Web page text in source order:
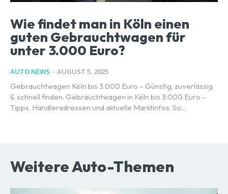
Wie findet man in Köln einen
guten Gebrauchtwagen für
unter 3.000 Euro?
AUTO NEWS - AUGUST 5, 2025
Gebrauchtwagen Köln bis 3.000 Euro – Günstig, zuverlässig
& schnell finden. Gebrauchtwagen in Köln bis 3.000 Euro –
Tipps, Händleradressen und aktuelle Marktinfos. So...
Weitere Auto-Themen